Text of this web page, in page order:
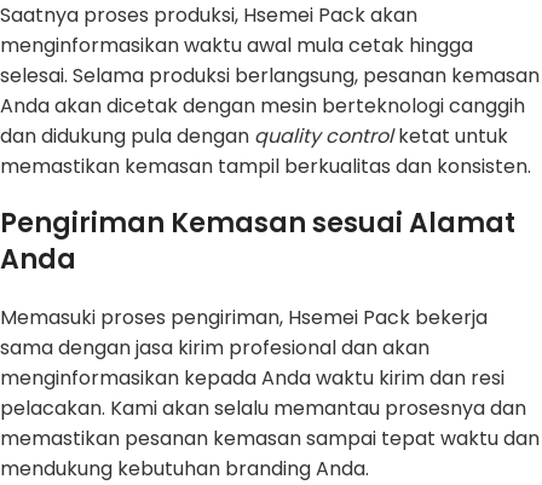
Saatnya proses produksi, Hsemei Pack akan
menginformasikan waktu awal mula cetak hingga
selesai. Selama produksi berlangsung, pesanan kemasan
Anda akan dicetak dengan mesin berteknologi canggih
dan didukung pula dengan quality controlketat untuk
memastikan kemasan tampil berkualitas dan konsisten.
Pengiriman Kemasan sesuai Alamat
Anda
Memasuki proses pengiriman, Hsemei Pack bekerja
sama dengan jasa kirim profesional dan akan
menginformasikan kepada Anda waktu kirim dan resi
pelacakan. Kami akan selalu memantau prosesnya dan
memastikan pesanan kemasan sampai tepat waktu dan
mendukung kebutuhan branding Anda.